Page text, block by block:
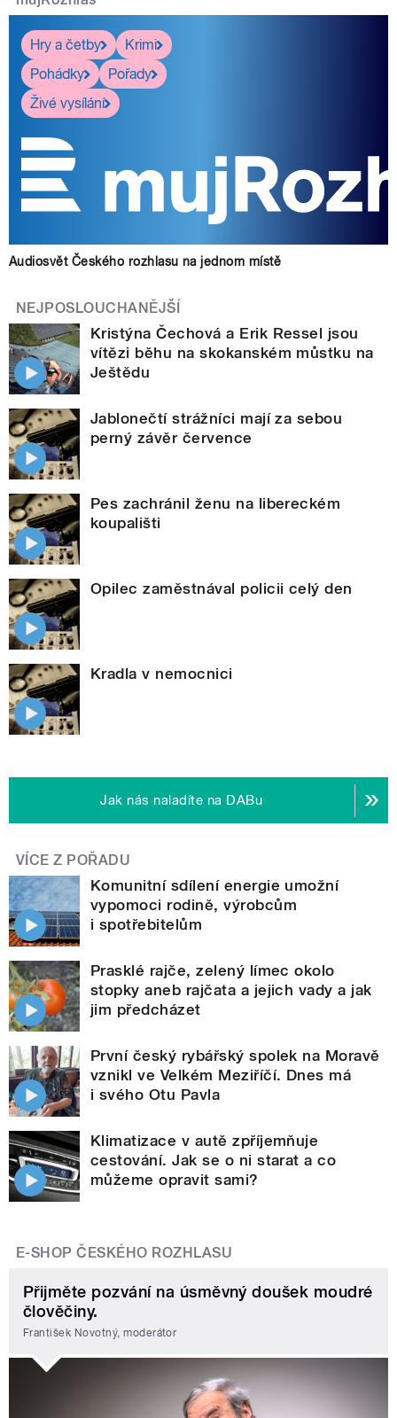
Hry a četby
Krimi
Pohádky
Pořady
Živé vysílání
Audiosvět Českého rozhlasu na jednom místě
NEJPOSLOUCHANĚJŠÍ
Kristýna Čechová a Erik Ressel jsou
vítězi běhu na skokanském můstku na
Ještědu
Jablonečtí strážníci mají za sebou
perný závěr července
Pes zachránil ženu na libereckém
koupališti
Opilec zaměstnával policii celý den
Kradla v nemocnici
Jak nás naladíte na DABu
VÍCE Z POŘADU
Komunitní sdílení energie umožní
vypomoci rodině, výrobcům
i spotřebitelům
Prasklé rajče, zelený límec okolo
stopky aneb rajčata a jejich vady a jak
jim předcházet
První český rybářský spolek na Moravě
vznikl ve Velkém Meziříčí. Dnes má
i svého Otu Pavla
Klimatizace v autě zpříjemňuje
cestování. Jak se o ni starat a co
můžeme opravit sami?
E-SHOP ČESKÉHO ROZHLASU
Přijměte pozvání na úsměvný doušek moudré
člověčiny.
František Novotný, moderátor